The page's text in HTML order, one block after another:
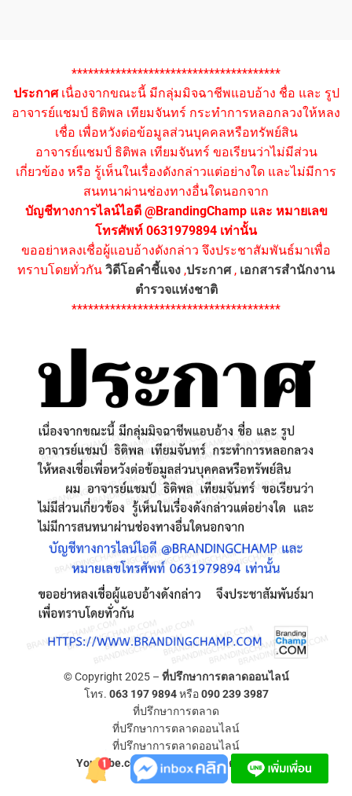
**************************************
ประกาศเนื่องจากขณะนี้ มีกลุ่มมิจฉาชีพแอบอ้าง ชื่อ และ รูป
อาจารย์แชมป์ ธิติพล เทียมจันทร์ กระทำการหลอกลวงให้หลง
เชื่อ เพื่อหวังต่อข้อมูลส่วนบุคคลหรือทรัพย์สิน
อาจารย์แชมป์ ธิติพล เทียมจันทร์ ขอเรียนว่าไม่มีส่วน
เกี่ยวข้อง หรือ รู้เห็นในเรื่องดังกล่าวแต่อย่างใด และไม่มีการ
สนทนาผ่านช่องทางอื่นใดนอกจาก
บัญชีทางการไลน์ไอดี @BrandingChamp และ หมายเลข
โทรศัพท์ 0631979894 เท่านั้น
ขออย่าหลงเชื่อผู้แอบอ้างดังกล่าว จึงประชาสัมพันธ์มาเพื่อ
ทราบโดยทั่วกัน วิดีโอคำชี้แจง ,ประกาศ, เอกสารสำนักงาน
ตำรวจแห่งชาติ
**************************************
© Copyright 2025 – ที่ปรึกษาการตลาดออนไลน์
โทร. 063 197 9894หรือ090 239 3987
ที่ปรึกษาการตลาด
ที่ปรึกษาการตลาดออนไลน์
ที่ปรึกษาการตลาดออนไลน์
YouTube.com/ที่ปรึกษาการตลาดออนไลน์